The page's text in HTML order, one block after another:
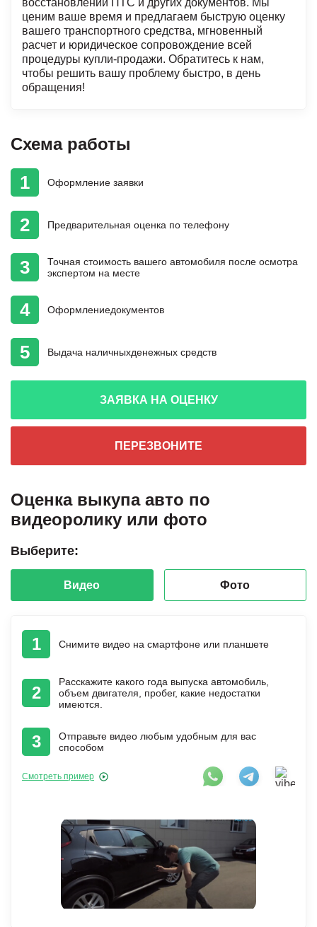
восстановлении ПТС и других документов. Мы
ценим ваше время и предлагаем быструю оценку
вашего транспортного средства, мгновенный
расчет и юридическое сопровождение всей
процедуры купли-продажи. Обратитесь к нам,
чтобы решить вашу проблему быстро, в день
обращения!
Схема работы
1 Оформление заявки
2 Предварительная оценка по телефону
3 Точная стоимость вашего автомобиля после осмотра
экспертом на месте
4 Оформлениедокументов
5 Выдача наличныхденежных средств
ЗАЯВКА НА ОЦЕНКУ
ПЕРЕЗВОНИТЕ
Оценка выкупа авто по
видеоролику или фото
Выберите:
Видео Фото
1 Снимите видео на смартфоне или планшете
2
Расскажите какого года выпуска автомобиль,
объем двигателя, пробег, какие недостатки
имеются.
3
Отправьте видео любым удобным для вас
способом
Смотреть пример